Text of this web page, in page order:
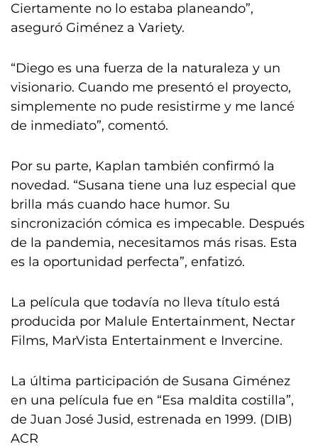
Ciertamente no lo estaba planeando”,
aseguró Giménez a Variety.
“Diego es una fuerza de la naturaleza y un
visionario. Cuando me presentó el proyecto,
simplemente no pude resistirme y me lancé
de inmediato”, comentó.
Por su parte, Kaplan también confirmó la
novedad. “Susana tiene una luz especial que
brilla más cuando hace humor. Su
sincronización cómica es impecable. Después
de la pandemia, necesitamos más risas. Esta
es la oportunidad perfecta”, enfatizó.
La película que todavía no lleva título está
producida por Malule Entertainment, Nectar
Films, MarVista Entertainment e Invercine.
La última participación de Susana Giménez
en una película fue en “Esa maldita costilla”,
de Juan José Jusid, estrenada en 1999. (DIB)
ACR